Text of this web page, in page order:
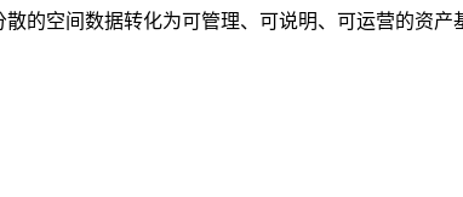
的空间数据转化为可管理、可说明、可运营的资产